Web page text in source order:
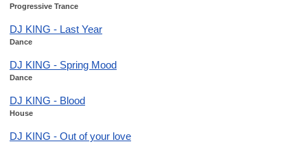
Progressive Trance
DJ KING - Last Year
Dance
DJ KING - Spring Mood
Dance
DJ KING - Blood
House
DJ KING - Out of your love